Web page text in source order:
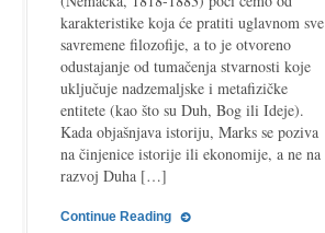
karakteristike koja će pratiti uglavnom sve
savremene filozofije, a to je otvoreno
odustajanje od tumačenja stvarnosti koje
uključuje nadzemaljske i metafizičke
entitete (kao što su Duh, Bog ili Ideje).
Kada objašnjava istoriju, Marks se poziva
na činjenice istorije ili ekonomije, a ne na
razvoj Duha […]
Continue Reading